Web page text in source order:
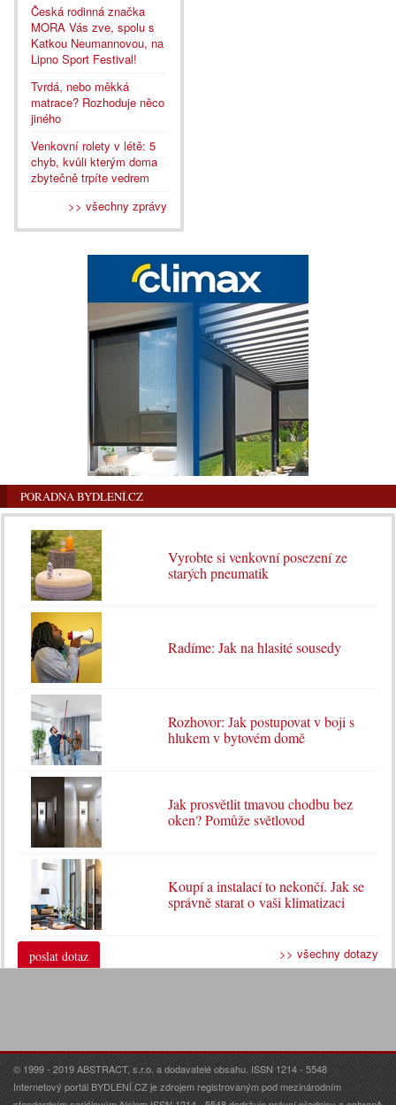
Česká rodinná značka
MORA Vás zve, spolu s
Katkou Neumannovou, na
Lipno Sport Festival!
Tvrdá, nebo měkká
matrace? Rozhoduje něco
jiného
Venkovní rolety v létě: 5
chyb, kvůli kterým doma
zbytečně trpíte vedrem
>> všechny zprávy
PORADNA BYDLENÍ.CZ
Vyrobte si venkovní posezení ze
starých pneumatik
Radíme: Jak na hlasité sousedy
Rozhovor: Jak postupovat v boji s
hlukem v bytovém domě
Jak prosvětlit tmavou chodbu bez
oken? Pomůže světlovod
Koupí a instalací to nekončí. Jak se
správně starat o vaši klimatizaci
poslat dotaz >> všechny dotazy
© 1999 - 2019 ABSTRACT, s.r.o. a dodavatelé obsahu. ISSN 1214 - 5548
Internetový portál BYDLENÍ.CZ je zdrojem registrovaným pod mezinárodním